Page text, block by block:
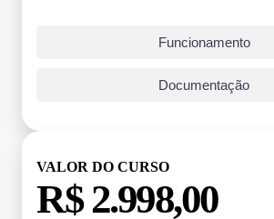
Funcionamento
Documentação
VALOR DO CURSO
R$ 2.998,00